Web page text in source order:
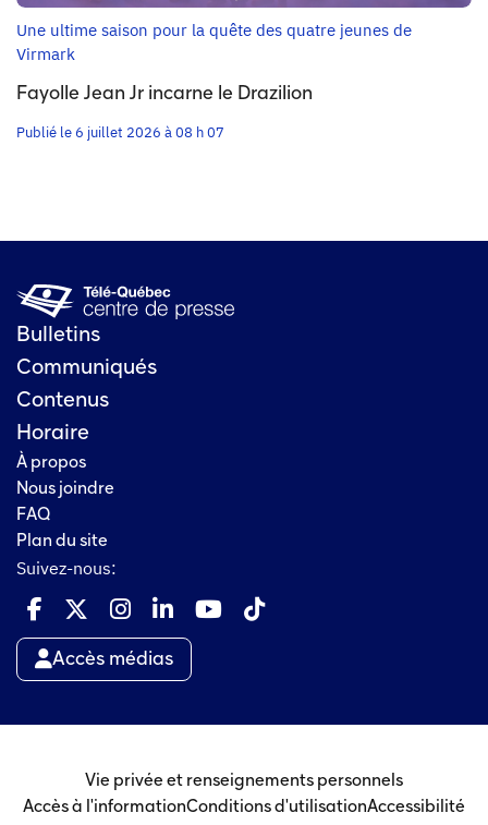
Une ultime saison pour la quête des quatre jeunes de
Virmark
Fayolle Jean Jr incarne le Drazilion
Publié le 6 juillet 2026 à 08 h 07
Bulletins
Communiqués
Contenus
Horaire
À propos
Nous joindre
FAQ
Plan du site
Suivez-nous:
Accès médias
Vie privée et renseignements personnels
Accès à l'informationConditions d'utilisationAccessibilité